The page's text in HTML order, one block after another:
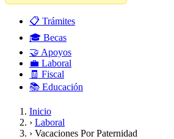
📋 Trámites
🎓 Becas
🤝 Apoyos
💼 Laboral
🧾 Fiscal
📚 Educación
Inicio
› Laboral
› Vacaciones Por Paternidad